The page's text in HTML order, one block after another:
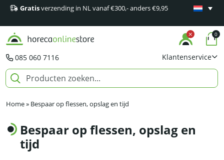
Gratisverzending in NL vanaf €300,- anders €9,95
Minimaal
085 060 7116 Klantenservice
0
Home» Bespaar op flessen, opslag en tijd
Bespaar op flessen, opslag en
tijd